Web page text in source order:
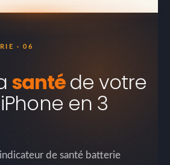
· 06
santéde votre
en 3
de santé batterie